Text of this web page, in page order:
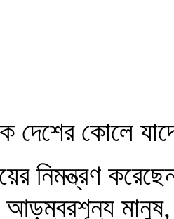
দেশের কোলে
নিমন্ত্রণ
আড়ম্বরশূন্য